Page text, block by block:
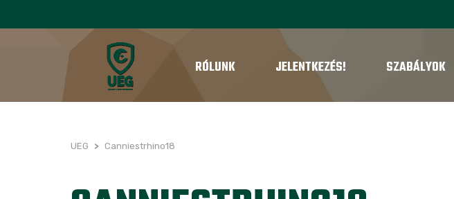
RÓLUNK JELENTKEZÉS! SZABÁLYOK
UEG > Canniestrhino18